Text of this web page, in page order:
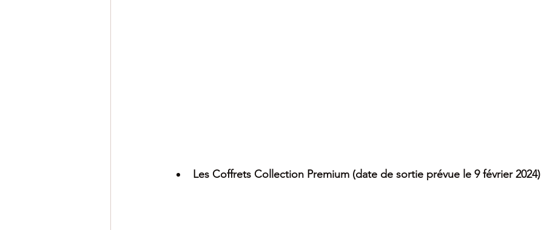
Les Coffrets Collection Premium (date de sortie prévue le 9 février 2024)